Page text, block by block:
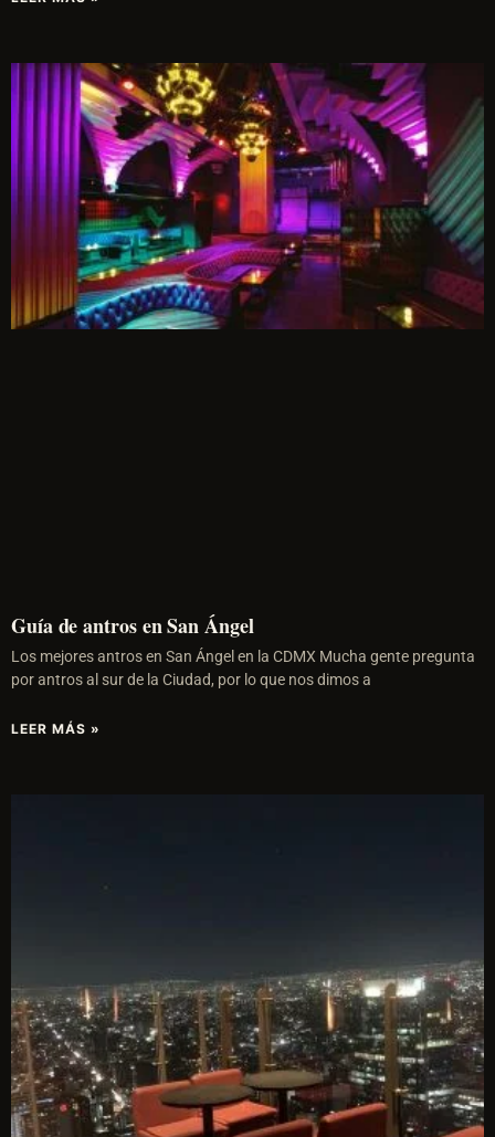
Guía de antros en San Ángel
Los mejores antros en San Ángel en la CDMX Mucha gente pregunta
por antros al sur de la Ciudad, por lo que nos dimos a
LEER MÁS »